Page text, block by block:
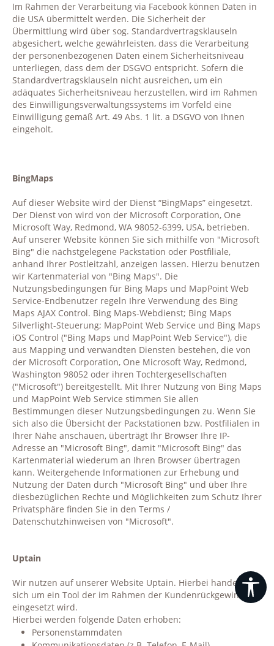
Im Rahmen der Verarbeitung via Facebook können Daten in
die USA übermittelt werden. Die Sicherheit der
Übermittlung wird über sog. Standardvertragsklauseln
abgesichert, welche gewährleisten, dass die Verarbeitung
der personenbezogenen Daten einem Sicherheitsniveau
unterliegen, dass dem der DSGVO entspricht. Sofern die
Standardvertragsklauseln nicht ausreichen, um ein
adäquates Sicherheitsniveau herzustellen, wird im Rahmen
des Einwilligungsverwaltungssystems im Vorfeld eine
Einwilligung gemäß Art. 49 Abs. 1 lit. a DSGVO von Ihnen
eingeholt.
BingMaps
Auf dieser Website wird der Dienst “BingMaps” eingesetzt.
Der Dienst von wird von der Microsoft Corporation, One
Microsoft Way, Redmond, WA 98052-6399, USA, betrieben.
Auf unserer Website können Sie sich mithilfe von "Microsoft
Bing" die nächstgelegene Packstation oder Postfiliale,
anhand Ihrer Postleitzahl, anzeigen lassen. Hierzu benutzen
wir Kartenmaterial von "Bing Maps". Die
Nutzungsbedingungen für Bing Maps und MapPoint Web
Service-Endbenutzer regeln Ihre Verwendung des Bing
Maps AJAX Control. Bing Maps-Webdienst; Bing Maps
Silverlight-Steuerung; MapPoint Web Service und Bing Maps
iOS Control ("Bing Maps und MapPoint Web Service"), die
aus Mapping und verwandten Diensten bestehen, die von
der Microsoft Corporation, One Microsoft Way, Redmond,
Washington 98052 oder ihren Tochtergesellschaften
("Microsoft") bereitgestellt. Mit Ihrer Nutzung von Bing Maps
und MapPoint Web Service stimmen Sie allen
Bestimmungen dieser Nutzungsbedingungen zu. Wenn Sie
sich also die Übersicht der Packstationen bzw. Postfilialen in
Ihrer Nähe anschauen, überträgt Ihr Browser Ihre IP-
Adresse an "Microsoft Bing", damit "Microsoft Bing" das
Kartenmaterial wiederum an Ihren Browser übertragen
kann. Weitergehende Informationen zur Erhebung und
Nutzung der Daten durch "Microsoft Bing" und über Ihre
diesbezüglichen Rechte und Möglichkeiten zum Schutz Ihrer
Privatsphäre finden Sie in den Terms /
Datenschutzhinweisen von "Microsoft".
Uptain
Wir nutzen auf unserer Website Uptain. Hierbei handelt es
sich um ein Tool der im Rahmen der Kundenrückgewinnung
eingesetzt wird.
Hierbei werden folgende Daten erhoben:
Personenstammdaten